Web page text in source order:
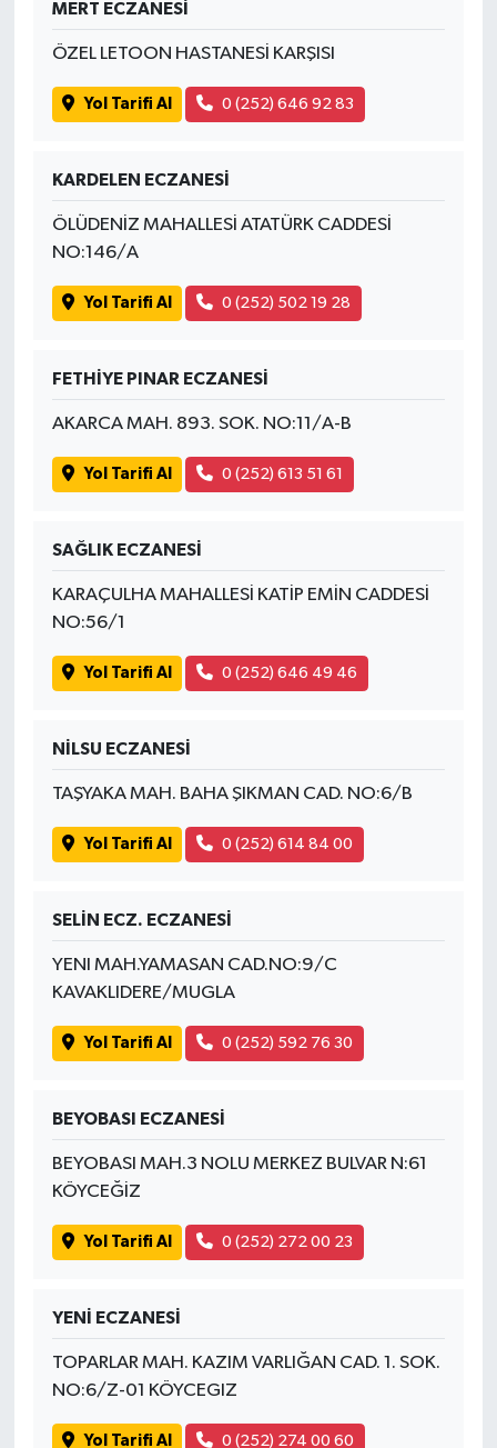
MERT ECZANESİ
ÖZEL LETOON HASTANESİ KARŞISI
Yol Tarifi Al 0 (252) 646 92 83
KARDELEN ECZANESİ
ÖLÜDENİZ MAHALLESİ ATATÜRK CADDESİ
NO:146/A
Yol Tarifi Al 0 (252) 502 19 28
FETHİYE PINAR ECZANESİ
AKARCA MAH. 893. SOK. NO:11/A-B
Yol Tarifi Al 0 (252) 613 51 61
SAĞLIK ECZANESİ
KARAÇULHA MAHALLESİ KATİP EMİN CADDESİ
NO:56/1
Yol Tarifi Al 0 (252) 646 49 46
NİLSU ECZANESİ
TAŞYAKA MAH. BAHA ŞIKMAN CAD. NO:6/B
Yol Tarifi Al 0 (252) 614 84 00
SELİN ECZ. ECZANESİ
YENI MAH.YAMASAN CAD.NO:9/C
KAVAKLIDERE/MUGLA
Yol Tarifi Al 0 (252) 592 76 30
BEYOBASI ECZANESİ
BEYOBASI MAH.3 NOLU MERKEZ BULVAR N:61
KÖYCEĞİZ
Yol Tarifi Al 0 (252) 272 00 23
YENİ ECZANESİ
TOPARLAR MAH. KAZIM VARLIĞAN CAD. 1. SOK.
NO:6/Z-01 KÖYCEGIZ
Yol Tarifi Al 0 (252) 274 00 60